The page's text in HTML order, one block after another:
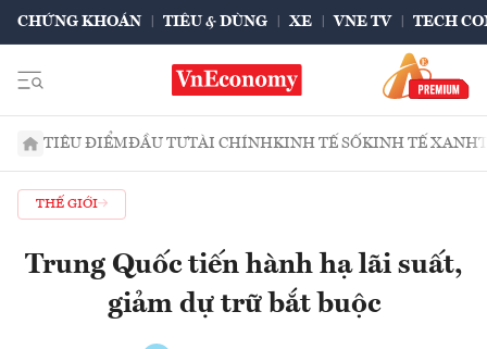
CHỨNG KHOÁN TIÊU & DÙNG XE VNE TV TECH
TIÊU ĐIỂMĐẦU TƯTÀI CHÍNHKINH TẾ SỐKINH TẾ XANH
THẾ GIỚI
Trung Quốc tiến hành hạ lãi suất,
giảm dự trữ bắt buộc